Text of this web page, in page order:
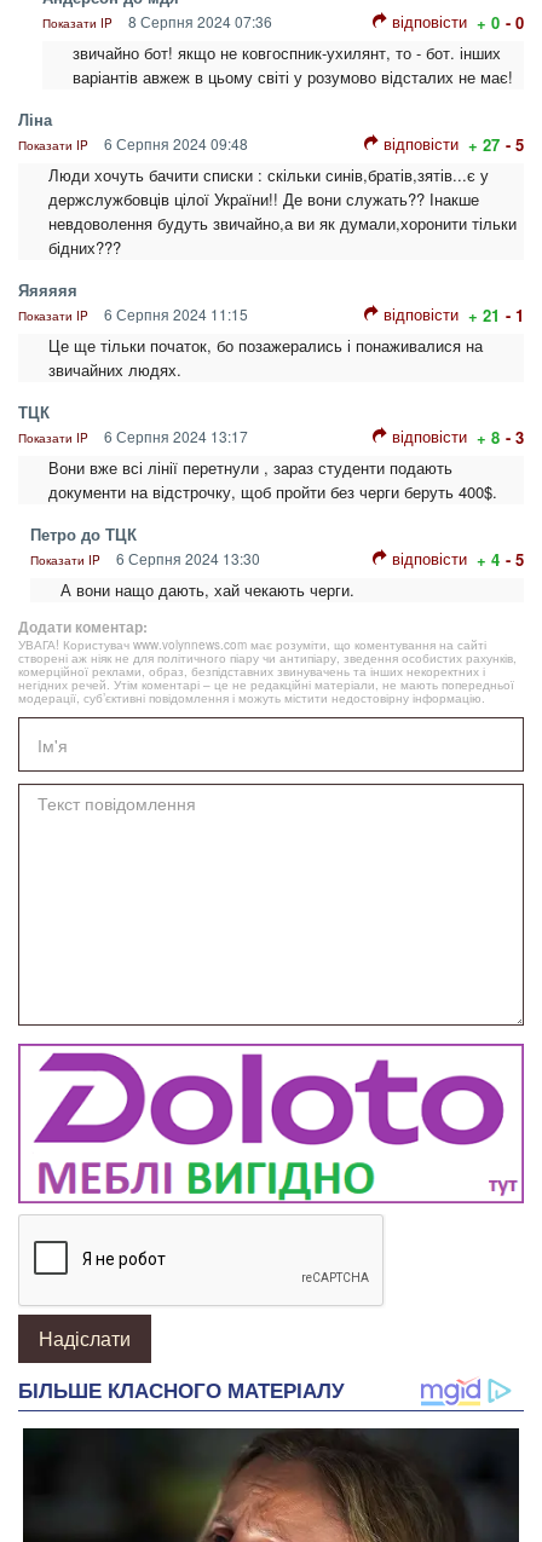
Показати IP 8 Серпня 2024 07:36 відповісти + 0 - 0
звичайно бот! якщо не ковгоспник-ухилянт, то - бот. інших
варіантів авжеж в цьому світі у розумово відсталих не має!
Ліна
Показати IP 6 Серпня 2024 09:48 відповісти + 27 - 5
Люди хочуть бачити списки : скільки синів,братів,зятів...є у
держслужбовців цілої України!! Де вони служать?? Інакше
невдоволення будуть звичайно,а ви як думали,хоронити тільки
бідних???
Яяяяяя
Показати IP 6 Серпня 2024 11:15 відповісти + 21 - 1
Це ще тільки початок, бо позажерались і понаживалися на
звичайних людях.
ТЦК
Показати IP 6 Серпня 2024 13:17 відповісти + 8 - 3
Вони вже всі лінії перетнули , зараз студенти подають
документи на відстрочку, щоб пройти без черги беруть 400$.
Петро до ТЦК
Показати IP 6 Серпня 2024 13:30 відповісти + 4 - 5
А вони нащо дають, хай чекають черги.
Додати коментар:
УВАГА! Користувач www.volynnews.com має розуміти, що коментування на сайті
створені аж ніяк не для політичного піару чи антипіару, зведення особистих рахунків,
комерційної реклами, образ, безпідставних звинувачень та інших некоректних і
негідних речей. Утім коментарі – це не редакційні матеріали, не мають попередньої
модерації, суб’єктивні повідомлення і можуть містити недостовірну інформацію.